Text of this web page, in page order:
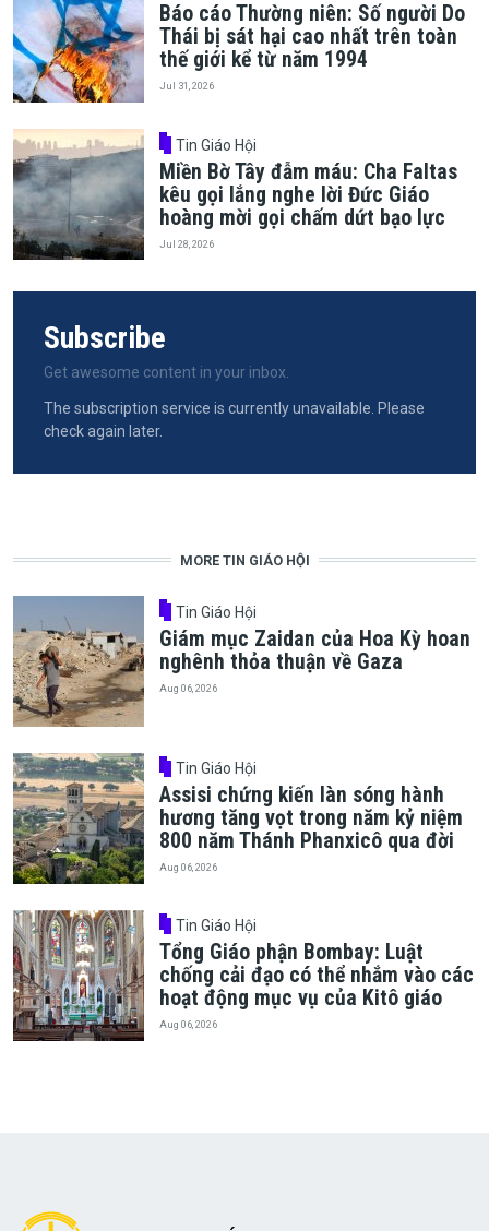
Báo cáo Thường niên: Số người Do
Thái bị sát hại cao nhất trên toàn
thế giới kể từ năm 1994
Jul 31, 2026
Tin Giáo Hội
Miền Bờ Tây đẫm máu: Cha Faltas
kêu gọi lắng nghe lời Đức Giáo
hoàng mời gọi chấm dứt bạo lực
Jul 28, 2026
Subscribe
Get awesome content in your inbox.
The subscription service is currently unavailable. Please
check again later.
MORE TIN GIÁO HỘI
Tin Giáo Hội
Giám mục Zaidan của Hoa Kỳ hoan
nghênh thỏa thuận về Gaza
Aug 06, 2026
Tin Giáo Hội
Assisi chứng kiến làn sóng hành
hương tăng vọt trong năm kỷ niệm
800 năm Thánh Phanxicô qua đời
Aug 06, 2026
Tin Giáo Hội
Tổng Giáo phận Bombay: Luật
chống cải đạo có thể nhắm vào các
hoạt động mục vụ của Kitô giáo
Aug 06, 2026